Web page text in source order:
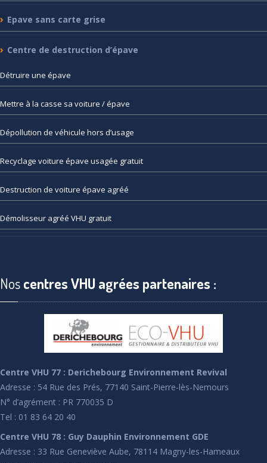
Epave sans carte grise
Centre de destruction d’épave
Détruire une épave
Mettre à la casse sa voiture / épave
Dépollution de véhicule hors d’usage
Recyclage voiture épave usagée gratuit
Destruction de voiture épave agréé
Démolisseur agréé VHU gratuit
Noscentres VHU agrées partenaires :
Centre VHU 77 : Derichebourg Environnement Revival
Adresse : 54 Rue des Prés, 77140 Saint-Pierre-lès-Nemours
N° d’agrément : PR 770035 D
Tel : 01 83 64 20 40
Centre VHU 78 : Guy Dauphin Environnement GDE
Adresse : 33 Rue Geneviève Aube, 78114 Magny-les-Hameaux